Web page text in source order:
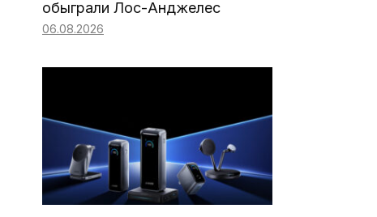
обыграли Лос-Анджелес
06.08.2026